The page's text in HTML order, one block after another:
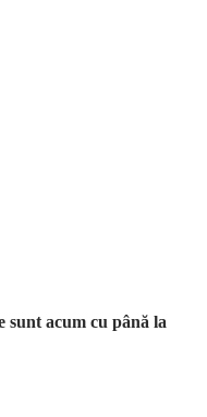
sunt acum cu până la